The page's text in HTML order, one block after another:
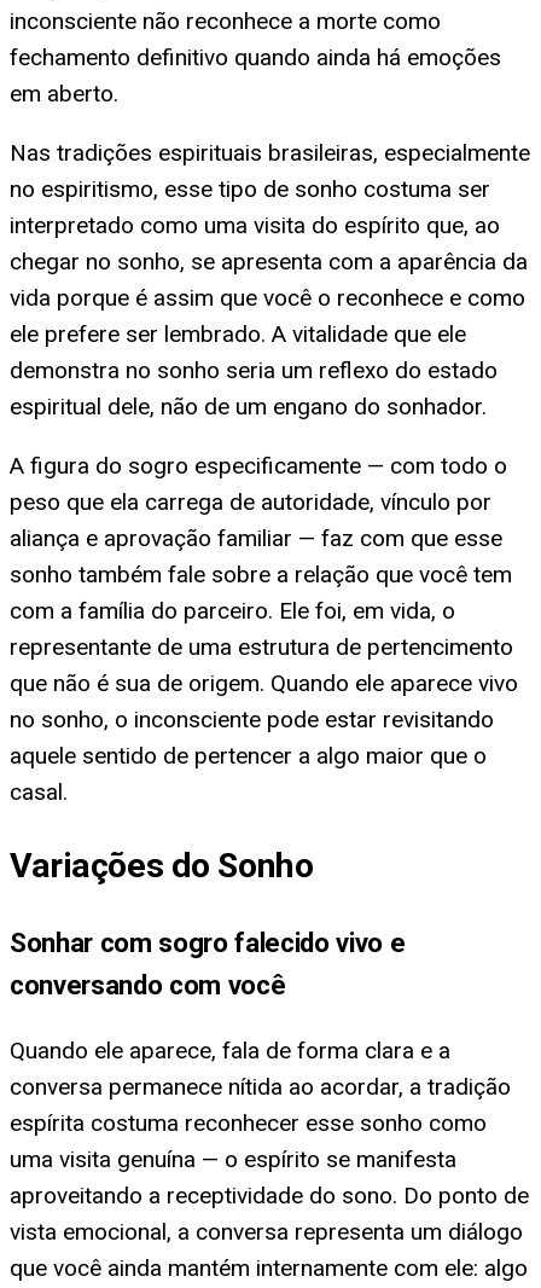
inconsciente não reconhece a morte como
fechamento definitivo quando ainda há emoções
em aberto.
Nas tradições espirituais brasileiras, especialmente
no espiritismo, esse tipo de sonho costuma ser
interpretado como uma visita do espírito que, ao
chegar no sonho, se apresenta com a aparência da
vida porque é assim que você o reconhece e como
ele prefere ser lembrado. A vitalidade que ele
demonstra no sonho seria um reflexo do estado
espiritual dele, não de um engano do sonhador.
A figura do sogro especificamente — com todo o
peso que ela carrega de autoridade, vínculo por
aliança e aprovação familiar — faz com que esse
sonho também fale sobre a relação que você tem
com a família do parceiro. Ele foi, em vida, o
representante de uma estrutura de pertencimento
que não é sua de origem. Quando ele aparece vivo
no sonho, o inconsciente pode estar revisitando
aquele sentido de pertencer a algo maior que o
casal.
Variações do Sonho
Sonhar com sogro falecido vivo e
conversando com você
Quando ele aparece, fala de forma clara e a
conversa permanece nítida ao acordar, a tradição
espírita costuma reconhecer esse sonho como
uma visita genuína — o espírito se manifesta
aproveitando a receptividade do sono. Do ponto de
vista emocional, a conversa representa um diálogo
que você ainda mantém internamente com ele: algo